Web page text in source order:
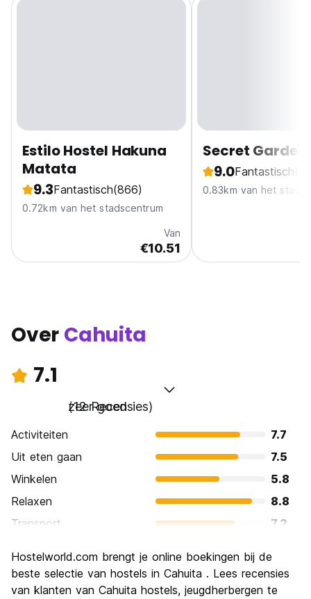
Estilo Hostel Hakuna
Matata
9.3Fantastisch(866)
0.72km van het stadscentrum
Van
€10.51
Secret Garden
9.0Fantastisch
0.83km van het
Over Cahuita
7.1
zeer goed
(12 Recensies)
Activiteiten
7.7
Uit eten gaan
7.5
Winkelen
5.8
Relaxen
8.8
Transport
7.2
Cultuur
6.2
Uitgaan
5.7
Hostelworld.com brengt je online boekingen bij de
beste selectie van hostels in Cahuita . Lees recensies
van klanten van Cahuita hostels, jeugdherbergen te